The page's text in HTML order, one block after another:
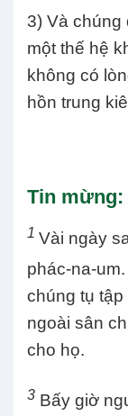
3) Và chúng
một thế hệ
không có
hồn trung
Tin mừng:
1 Vài ngày
phác-na-
chúng tụ
ngoài sân
cho họ.
3 Bấy giờ